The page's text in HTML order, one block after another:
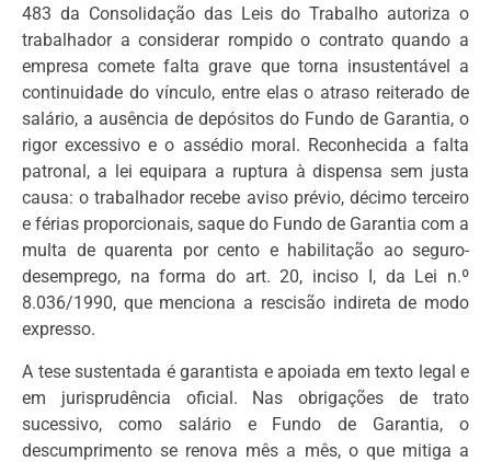
483 da Consolidação das Leis do Trabalho autoriza o
trabalhador a considerar rompido o contrato quando a
empresa comete falta grave que torna insustentável a
continuidade do vínculo, entre elas o atraso reiterado de
salário, a ausência de depósitos do Fundo de Garantia, o
rigor excessivo e o assédio moral. Reconhecida a falta
patronal, a lei equipara a ruptura à dispensa sem justa
causa: o trabalhador recebe aviso prévio, décimo terceiro
e férias proporcionais, saque do Fundo de Garantia com a
multa de quarenta por cento e habilitação ao seguro-
desemprego, na forma do art. 20, inciso I, da Lei n.º
8.036/1990, que menciona a rescisão indireta de modo
expresso.
A tese sustentada é garantista e apoiada em texto legal e
em jurisprudência oficial. Nas obrigações de trato
sucessivo, como salário e Fundo de Garantia, o
descumprimento se renova mês a mês, o que mitiga a